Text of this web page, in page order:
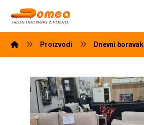
Proizvodi Dnevni boravak